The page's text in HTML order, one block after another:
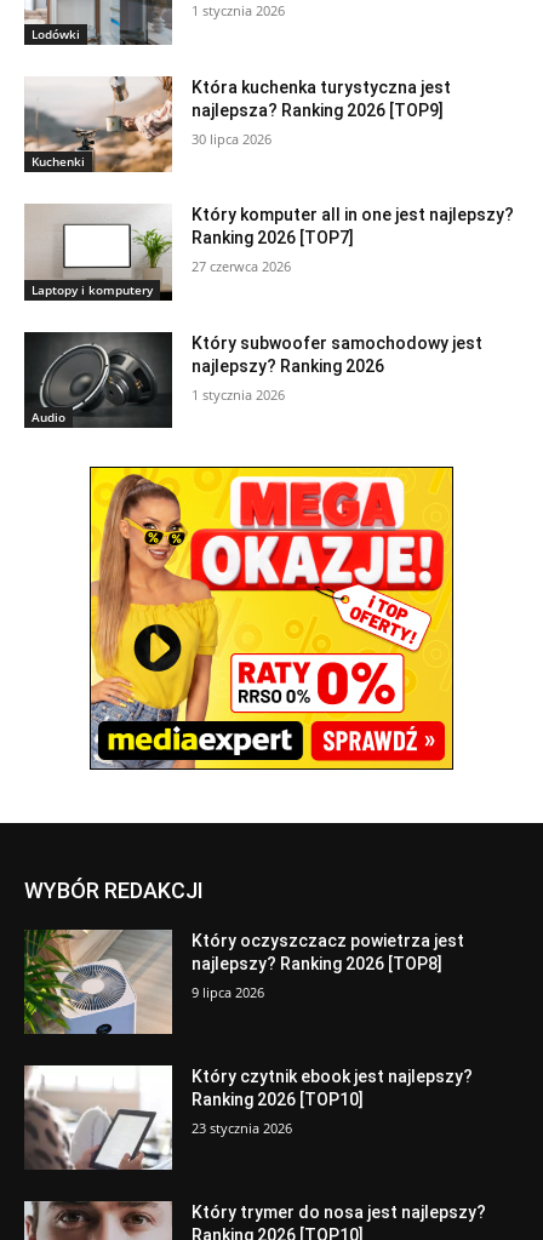
Lodówki
1 stycznia 2026
Kuchenki
Która kuchenka turystyczna jest
najlepsza? Ranking 2026 [TOP9]
30 lipca 2026
Laptopy i komputery
Który komputer all in one jest najlepszy?
Ranking 2026 [TOP7]
27 czerwca 2026
Audio
Który subwoofer samochodowy jest
najlepszy? Ranking 2026
1 stycznia 2026
WYBÓR REDAKCJI
Który oczyszczacz powietrza jest
najlepszy? Ranking 2026 [TOP8]
9 lipca 2026
Który czytnik ebook jest najlepszy?
Ranking 2026 [TOP10]
23 stycznia 2026
Który trymer do nosa jest najlepszy?
Ranking 2026 [TOP10]